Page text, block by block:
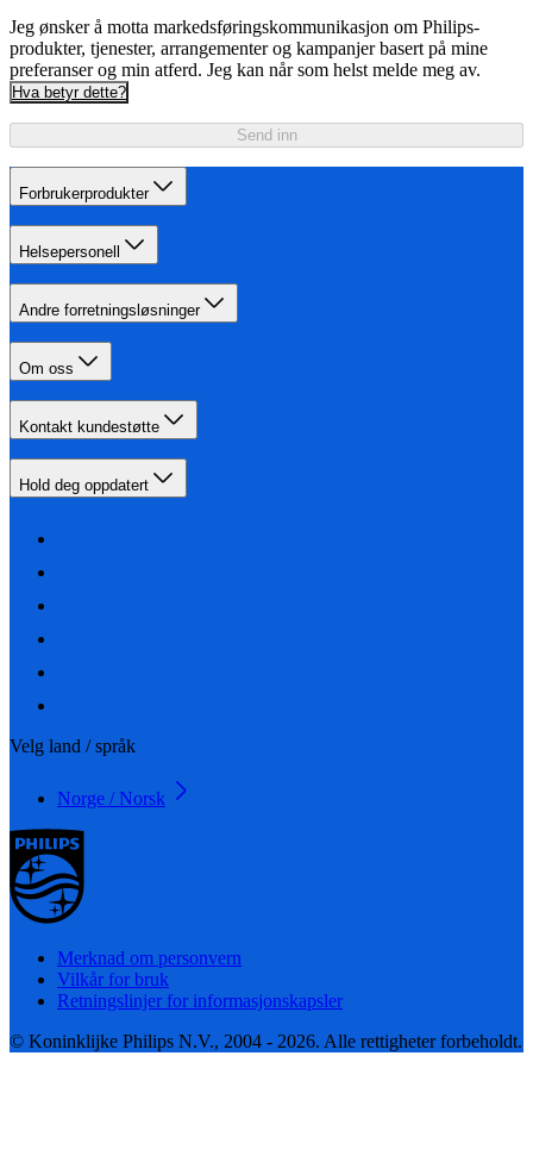
Jeg ønsker å motta markedsføringskommunikasjon om Philips-
produkter, tjenester, arrangementer og kampanjer basert på mine
preferanser og min atferd. Jeg kan når som helst melde meg av.
Hva betyr dette?
Send inn
Forbrukerprodukter
Helsepersonell
Andre forretningsløsninger
Om oss
Kontakt kundestøtte
Hold deg oppdatert
Velg land / språk
Norge / Norsk
Merknad om personvern
Vilkår for bruk
Retningslinjer for informasjonskapsler
© Koninklijke Philips N.V., 2004 - 2026. Alle rettigheter forbeholdt.